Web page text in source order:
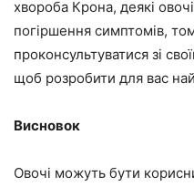
хвороба Крона, деякі
погіршення симптомів,
проконсультуватися зі
щоб розробити для вас
Висновок
Овочі можуть бути